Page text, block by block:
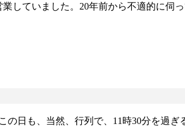
していました。20年前から不適的に伺っ
日も、当然、行列で、11時30分を過ぎ